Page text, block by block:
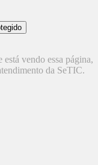
vendo essa página,
da SeTIC.